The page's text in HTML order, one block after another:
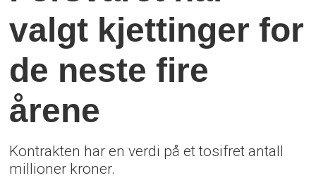
valgt kjettinger for
de neste fire
årene
Kontrakten har en verdi på et tosifret antall
millioner kroner.